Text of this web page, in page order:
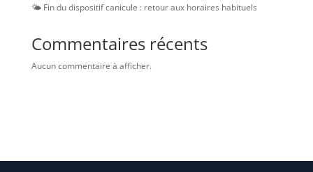
🌤️ Fin du dispositif canicule : retour aux horaires habituels
Commentaires récents
Aucun commentaire à afficher.